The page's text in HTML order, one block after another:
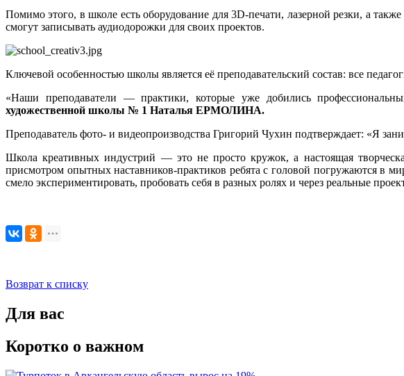
Помимо этого, в школе есть оборудование для 3D-печати, лазерной резки, а
смогут записывать аудиодорожки для своих проектов.
Ключевой особенностью школы является её преподавательский состав: все
«Наши преподаватели — практики, которые уже добились
художественной школы № 1 Наталья ЕРМОЛИНА.
Преподаватель фото- и видеопроизводства Григорий Чухин подтверждает: «Я
Школа креативных индустрий — это не просто кружок, а настоящая
присмотром опытных наставников-практиков ребята с головой погружаются в
смело экспериментировать, пробовать себя в разных ролях и через реальные
Возврат к списку
Для вас
Коротко о важном